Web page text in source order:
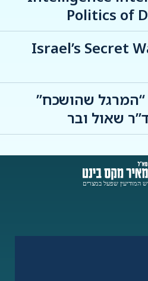
Politics of
Israel’s Secret
שהושכח”
שאול ובר